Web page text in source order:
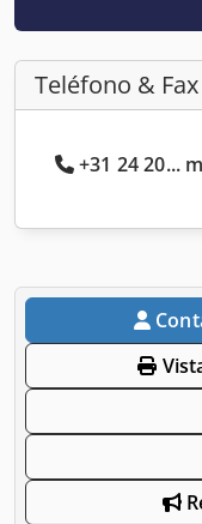
Teléfono & Fax
+31 24 20...